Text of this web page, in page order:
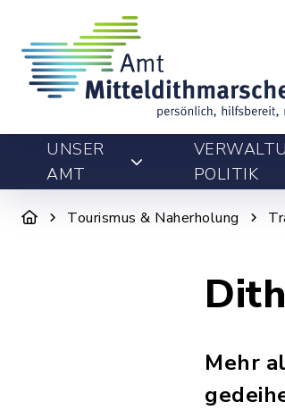
UNSER
AMT
POLITIK
Tourismus & Naherholung
Mehr